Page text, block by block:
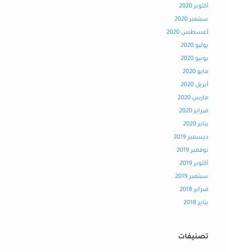
أكتوبر 2020
سبتمبر 2020
أغسطس 2020
يوليو 2020
يونيو 2020
مايو 2020
أبريل 2020
مارس 2020
فبراير 2020
يناير 2020
ديسمبر 2019
نوفمبر 2019
أكتوبر 2019
سبتمبر 2019
فبراير 2018
يناير 2018
تصنيفات